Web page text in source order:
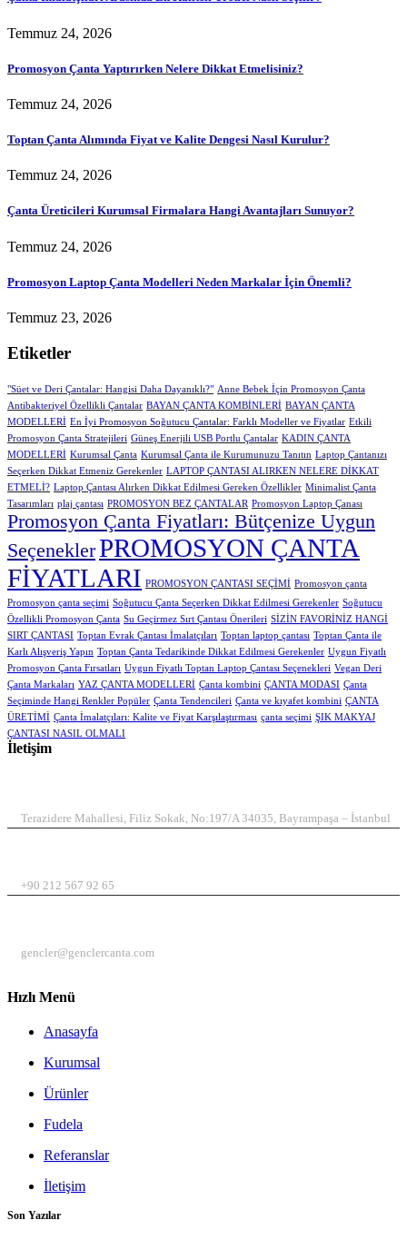
Temmuz 24, 2026
Promosyon Çanta Yaptırırken Nelere Dikkat Etmelisiniz?
Temmuz 24, 2026
Toptan Çanta Alımında Fiyat ve Kalite Dengesi Nasıl Kurulur?
Temmuz 24, 2026
Çanta Üreticileri Kurumsal Firmalara Hangi Avantajları Sunuyor?
Temmuz 24, 2026
Promosyon Laptop Çanta Modelleri Neden Markalar İçin Önemli?
Temmuz 23, 2026
Etiketler
"Süet ve Deri Çantalar: Hangisi Daha Dayanıklı?" Anne Bebek İçin Promosyon Çanta
Antibakteriyel Özellikli Çantalar BAYAN ÇANTA KOMBİNLERİ BAYAN ÇANTA
MODELLERİ En İyi Promosyon Soğutucu Çantalar: Farklı Modeller ve Fiyatlar Etkili
Promosyon Çanta Stratejileri Güneş Enerjili USB Portlu Çantalar KADIN ÇANTA
MODELLERİ Kurumsal Çanta Kurumsal Çanta ile Kurumunuzu Tanıtın Laptop Çantanızı
Seçerken Dikkat Etmeniz Gerekenler LAPTOP ÇANTASI ALIRKEN NELERE DİKKAT
ETMELİ? Laptop Çantası Alırken Dikkat Edilmesi Gereken Özellikler Minimalist Çanta
Tasarımları plaj çantası PROMOSYON BEZ ÇANTALAR Promosyon Laptop Çanası
Promosyon Çanta Fiyatları: Bütçenize Uygun
SeçeneklerPROMOSYON ÇANTA
FİYATLARI PROMOSYON ÇANTASI SEÇİMİ Promosyon çanta
Promosyon çanta seçimi Soğutucu Çanta Seçerken Dikkat Edilmesi Gerekenler Soğutucu
Özellikli Promosyon Çanta Su Geçirmez Sırt Çantası Önerileri SİZİN FAVORİNİZ HANGİ
SIRT ÇANTASI Toptan Evrak Çantası İmalatçıları Toptan laptop çantası Toptan Çanta ile
Karlı Alışveriş Yapın Toptan Çanta Tedarikinde Dikkat Edilmesi Gerekenler Uygun Fiyatlı
Promosyon Çanta Fırsatları Uygun Fiyatlı Toptan Laptop Çantası Seçenekleri Vegan Deri
Çanta Markaları YAZ ÇANTA MODELLERİ Çanta kombini ÇANTA MODASI Çanta
Seçiminde Hangi Renkler Popüler Çanta Tendencileri Çanta ve kıyafet kombini ÇANTA
ÜRETİMİ Çanta İmalatçıları: Kalite ve Fiyat Karşılaştırması çanta seçimi ŞIK MAKYAJ
ÇANTASI NASIL OLMALI
İletişim
Terazidere Mahallesi, Filiz Sokak, No:197/A 34035, Bayrampaşa – İstanbul
+90 212 567 92 65
gencler@genclercanta.com
Hızlı Menü
Anasayfa
Kurumsal
Ürünler
Fudela
Referanslar
İletişim
Son Yazılar